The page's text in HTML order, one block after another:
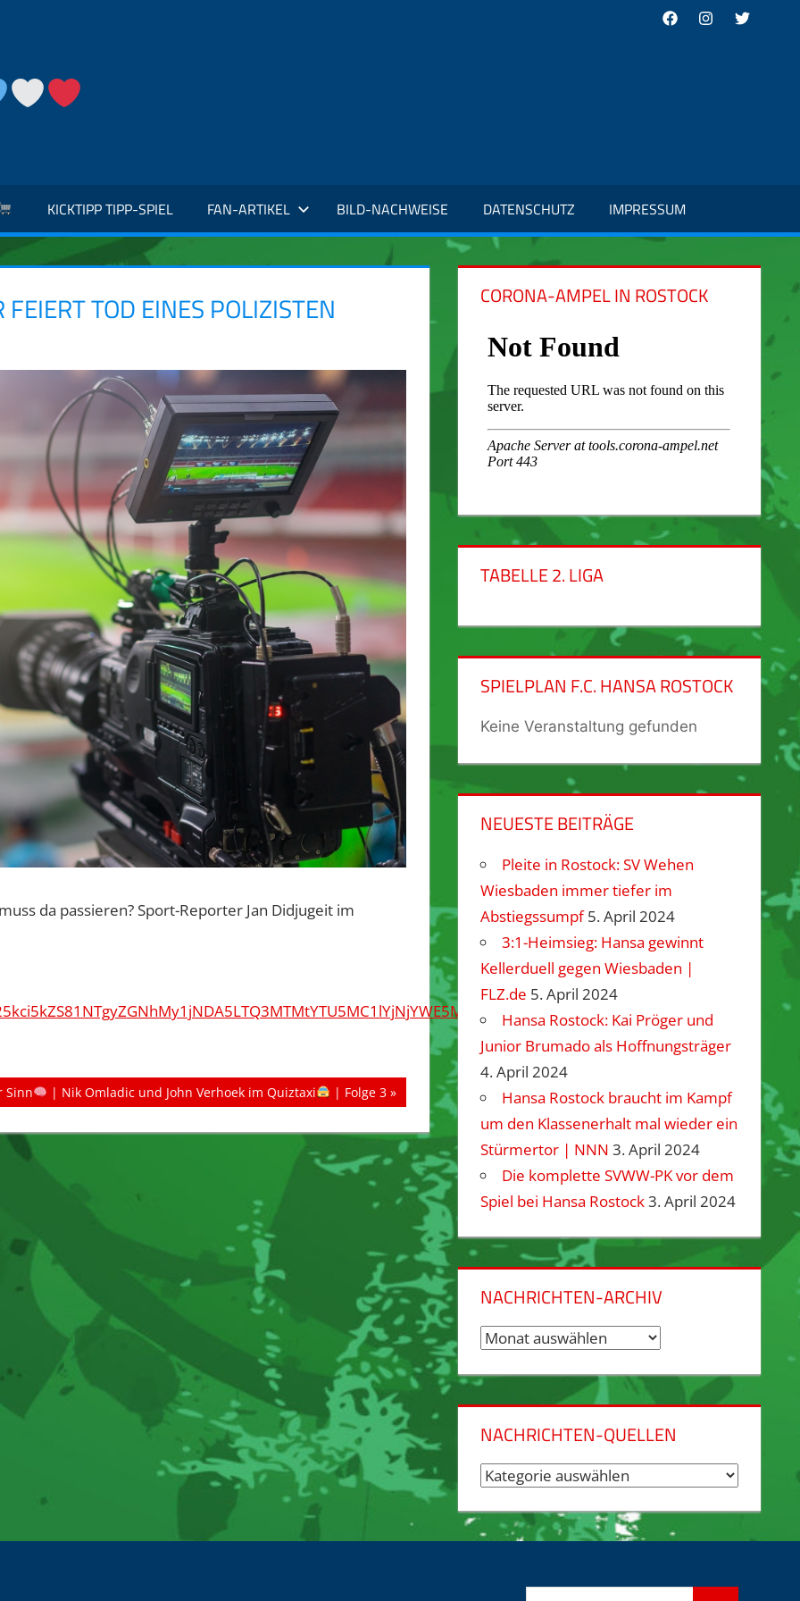
FacebookInstagram
Twitter
KICKTIPP TIPP-SPIEL FAN-ARTIKEL BILD-NACHWEISE DATENSCHUTZ IMPRESSUM
TOD EINES POLIZISTEN
da passieren? Sport-Reporter Jan Didjugeit im
Sinn | Nik Omladic und John Verhoek im Quiztaxi | Folge 3
CORONA-AMPEL IN ROSTOCK
TABELLE 2. LIGA
SPIELPLAN F.C. HANSA ROSTOCK
Keine Veranstaltung gefunden
NEUESTE BEITRÄGE
Pleite in Rostock: SV Wehen
Wiesbaden immer tiefer im
Abstiegssumpf 5. April 2024
3:1-Heimsieg: Hansa gewinnt
Kellerduell gegen Wiesbaden |
FLZ.de 5. April 2024
Hansa Rostock: Kai Pröger und
Junior Brumado als Hoffnungsträger
4. April 2024
Hansa Rostock braucht im Kampf
um den Klassenerhalt mal wieder ein
Stürmertor | NNN 3. April 2024
Die komplette SVWW-PK vor dem
Spiel bei Hansa Rostock3. April 2024
NACHRICHTEN-ARCHIV
Nachrichten-
NACHRICHTEN-QUELLEN
Nachrichten-